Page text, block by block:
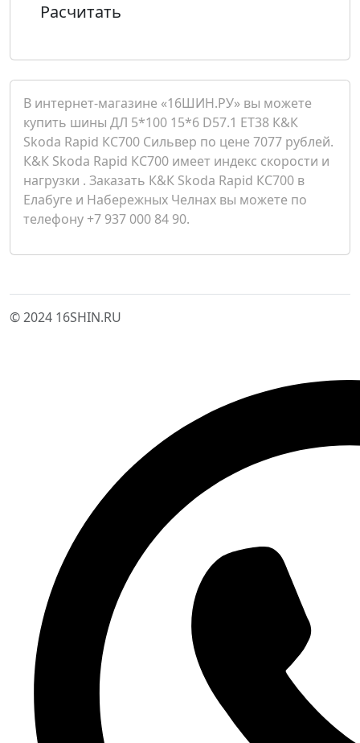
Расчитать
В интернет-магазине «16ШИН.РУ» вы можете
купить шины ДЛ 5*100 15*6 D57.1 ET38 К&К
Skoda Rapid КС700 Сильвер по цене 7077 рублей.
К&К Skoda Rapid КС700 имеет индекс скорости и
нагрузки . Заказать К&К Skoda Rapid КС700 в
Елабуге и Набережных Челнах вы можете по
телефону +7 937 000 84 90.
© 2024 16SHIN.RU